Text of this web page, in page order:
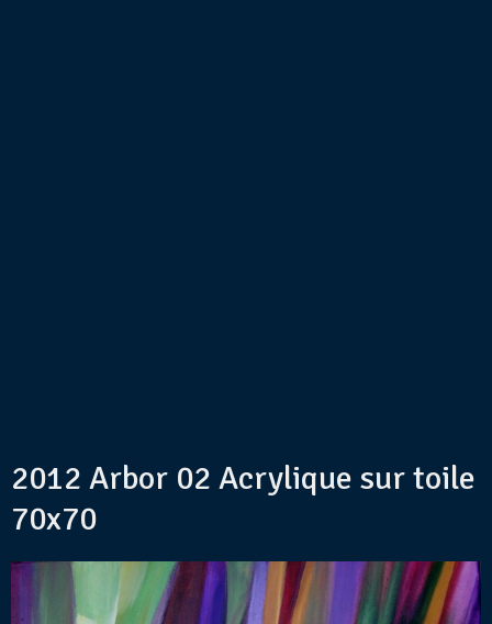
2012 Arbor 02 Acrylique sur toile
70x70